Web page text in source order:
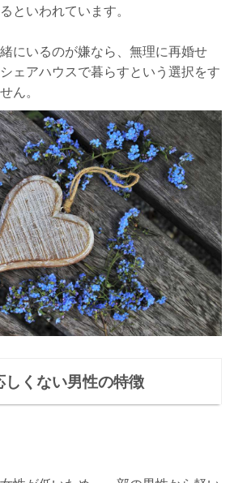
といわれています。
にいるのが嫌なら、無理に再婚せ
ェアハウスで暮らすという選択をす
ん。
くない男性の特徴